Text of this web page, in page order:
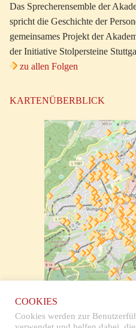
Das Sprecherensemble der
spricht die Geschichte der
gemeinsames Projekt der
der Initiative Stolpersteine
zu allen Folgen
KARTENÜBERBLICK
COOKIES
Cookies werden zur